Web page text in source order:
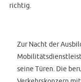
richtig.
Zur Nacht der
seine Türen. Die